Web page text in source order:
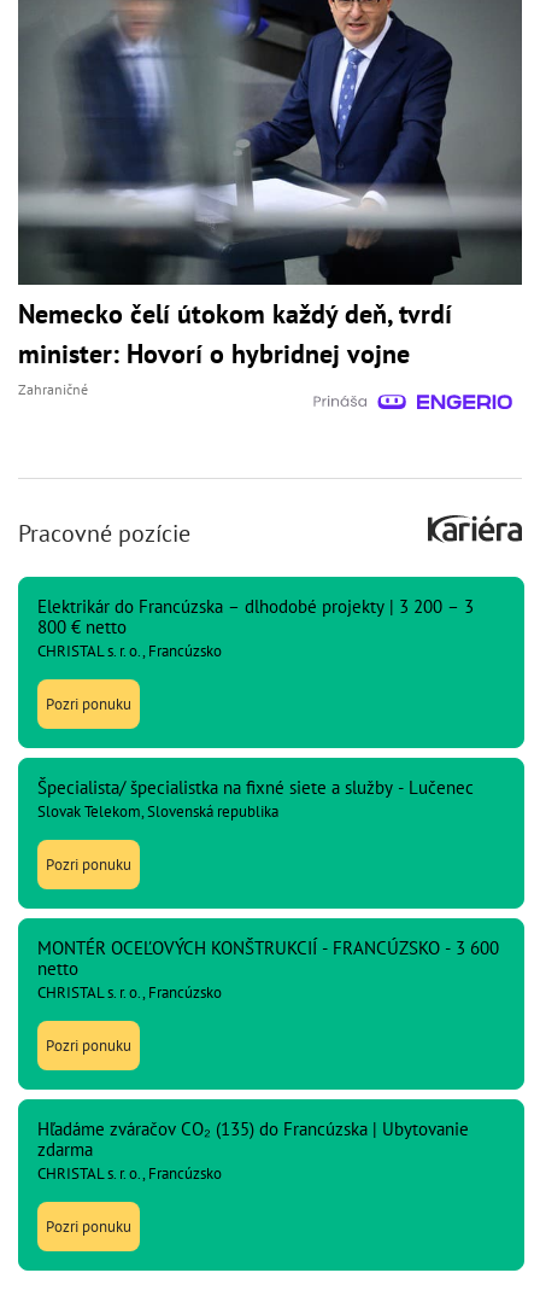
Nemecko čelí útokom každý deň, tvrdí
minister: Hovorí o hybridnej vojne
Zahraničné
Pracovné pozície
Elektrikár do Francúzska – dlhodobé projekty | 3 200 – 3
800 € netto
CHRISTAL s. r. o., Francúzsko
Pozri ponuku
Špecialista/ špecialistka na fixné siete a služby - Lučenec
Slovak Telekom, Slovenská republika
Pozri ponuku
MONTÉR OCEĽOVÝCH KONŠTRUKCIÍ - FRANCÚZSKO - 3 600
netto
CHRISTAL s. r. o., Francúzsko
Pozri ponuku
Hľadáme zváračov CO₂ (135) do Francúzska | Ubytovanie
zdarma
CHRISTAL s. r. o., Francúzsko
Pozri ponuku